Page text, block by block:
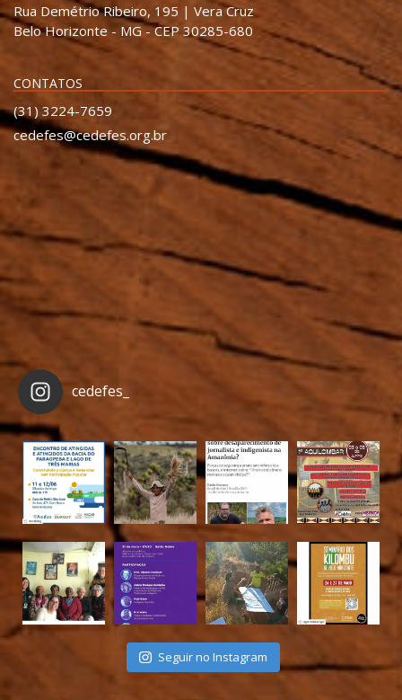
Rua Demétrio Ribeiro, 195 | Vera Cruz
Belo Horizonte - MG - CEP 30285-680
CONTATOS
(31) 3224-7659
cedefes@cedefes.org.br
cedefes_
Seguir no Instagram